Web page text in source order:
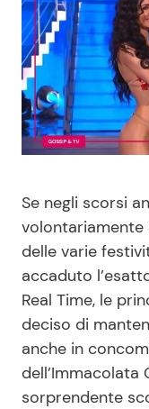
News Spettacolo
Benessere
Casa
Mondo Mamma
News benessere
Salute
Viaggi e Turismo
Se negli scorsi
volontariamente
delle varie
accaduto
Real Time, le
deciso di
anche in
dell’Immacolata
sorprendente